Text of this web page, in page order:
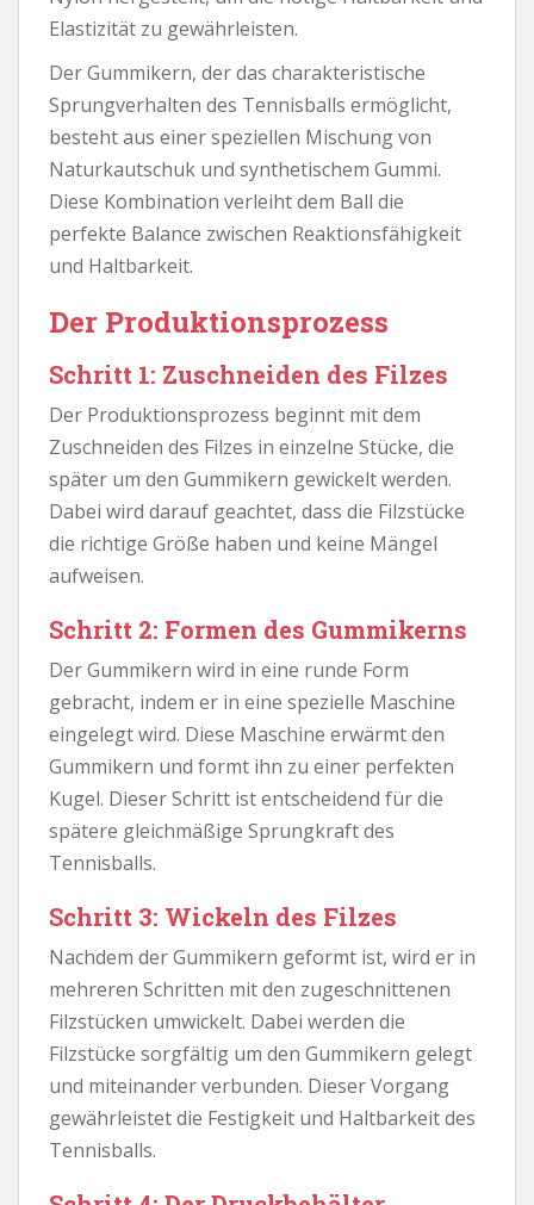
Elastizität zu gewährleisten.
Der Gummikern, der das charakteristische
Sprungverhalten des Tennisballs ermöglicht,
besteht aus einer speziellen Mischung von
Naturkautschuk und synthetischem Gummi.
Diese Kombination verleiht dem Ball die
perfekte Balance zwischen Reaktionsfähigkeit
und Haltbarkeit.
Der Produktionsprozess
Schritt 1: Zuschneiden des Filzes
Der Produktionsprozess beginnt mit dem
Zuschneiden des Filzes in einzelne Stücke, die
später um den Gummikern gewickelt werden.
Dabei wird darauf geachtet, dass die Filzstücke
die richtige Größe haben und keine Mängel
aufweisen.
Schritt 2: Formen des Gummikerns
Der Gummikern wird in eine runde Form
gebracht, indem er in eine spezielle Maschine
eingelegt wird. Diese Maschine erwärmt den
Gummikern und formt ihn zu einer perfekten
Kugel. Dieser Schritt ist entscheidend für die
spätere gleichmäßige Sprungkraft des
Tennisballs.
Schritt 3: Wickeln des Filzes
Nachdem der Gummikern geformt ist, wird er in
mehreren Schritten mit den zugeschnittenen
Filzstücken umwickelt. Dabei werden die
Filzstücke sorgfältig um den Gummikern gelegt
und miteinander verbunden. Dieser Vorgang
gewährleistet die Festigkeit und Haltbarkeit des
Tennisballs.